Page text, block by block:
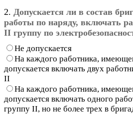
2. Допускается ли в состав
работы по наряду, включать
II группу по
Не допускается
На каждого работника,
допускается включать двух
II
На каждого работника,
допускается включать одного
группу II, но не более трех в